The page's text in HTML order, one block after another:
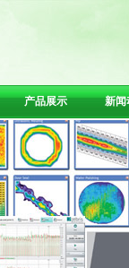
产品展示 新闻